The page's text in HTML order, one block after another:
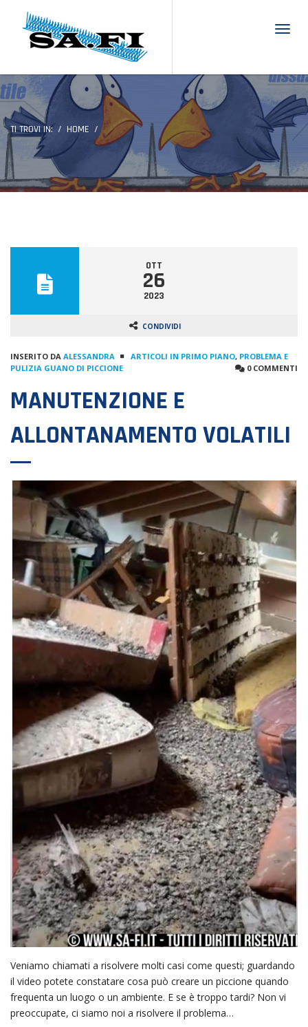
TI TROVI IN: HOME
OTT
26
2023
CONDIVIDI
INSERITO DA ALESSANDRA ARTICOLI IN PRIMO PIANO, PROBLEMA E
PULIZIA GUANO DI PICCIONE
0 COMMENTI
MANUTENZIONE E
ALLONTANAMENTO VOLATILI
Veniamo chiamati a risolvere molti casi come questi; guardando
il video potete constatare cosa può creare un piccione quando
frequenta un luogo o un ambiente. E se è troppo tardi? Non vi
preoccupate, ci siamo noi a risolvere il problema…